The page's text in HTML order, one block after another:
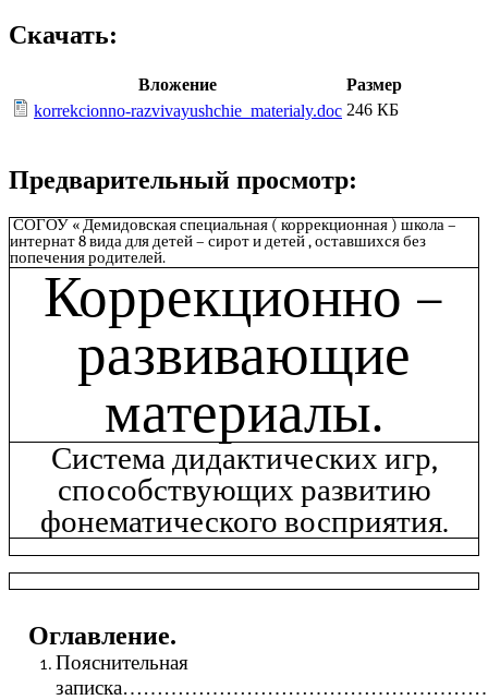
Скачать:
Вложение
Размер
korrekcionno-razvivayushchie_materialy.doc 246 КБ
Предварительный просмотр:
СОГОУ « Демидовская специальная ( коррекционная ) школа –
интернат 8 вида для детей – сирот и детей , оставшихся без
попечения родителей.
Коррекционно –
развивающие
материалы.
Система дидактических игр,
способствующих развитию
фонематического восприятия.
Оглавление.
Пояснительная